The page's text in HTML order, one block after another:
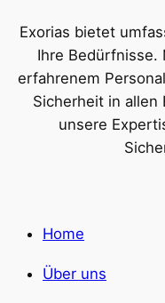
Exorias bietet
Ihre Bedürfnisse.
erfahrenem
Sicherheit in allen
unsere
Home
Über uns